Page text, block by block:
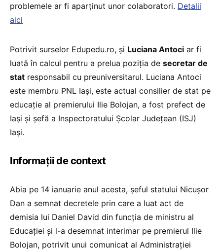
problemele ar fi aparținut unor colaboratori. Detalii
aici
Potrivit surselor Edupedu.ro, și Luciana Antoci ar fi
luată în calcul pentru a prelua poziția de secretar de
stat responsabil cu preuniversitarul. Luciana Antoci
este membru PNL Iași, este actual consilier de stat pe
educație al premierului Ilie Bolojan, a fost prefect de
Iași și șefă a Inspectoratului Școlar Județean (ISJ)
Iași.
Informații de context
Abia pe 14 ianuarie anul acesta, șeful statului Nicușor
Dan a semnat decretele prin care a luat act de
demisia lui Daniel David din funcția de ministru al
Educației și l-a desemnat interimar pe premierul Ilie
Bolojan, potrivit unui comunicat al Administrației